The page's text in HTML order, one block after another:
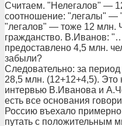
Считаем. "Нелегалов" —
соотношение: "легалы" —
"легалов" — тоже 12 млн.
гражданство. В.Иванов:
предоставлено 4,5 млн.
забыли?
Следовательно: за
28,5 млн. (12+12+4,5). Это
интервью В.Иванова и
есть все основания
Россию въехало
путать с положительным